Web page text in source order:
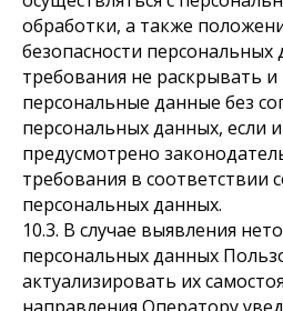
обработки, а также
безопасности персональных
требования не раскрывать и
персональные данные без
персональных данных, если
предусмотрено
требования в соответствии
персональных данных.
10.3. В случае выявления
персональных данных
актуализировать их